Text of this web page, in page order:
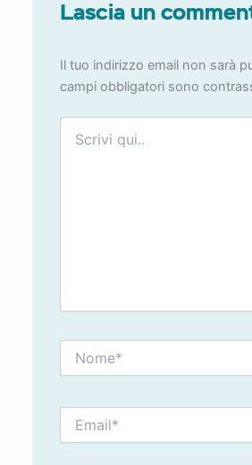
Lascia un
Il tuo indirizzo email non sarà
campi obbligatori sono
qui..